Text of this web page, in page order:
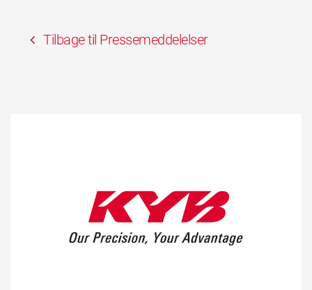
Tilbage til Pressemeddelelser